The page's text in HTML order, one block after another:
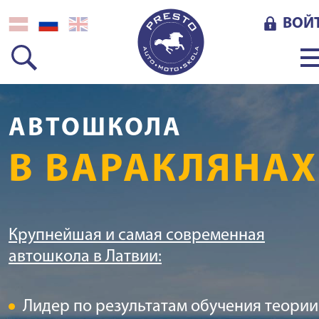
АВТОШКОЛА
В ВАРАКЛЯНАХ
Крупнейшая и самая современная
автошкола в Латвии:
Лидер по результатам обучения